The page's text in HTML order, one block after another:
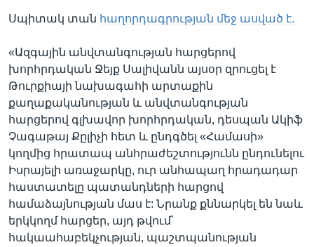
Սպիտակ տան հաղորդագրության մեջ ասված է.
«Ազգային անվտանգության հարցերով
խորհրդական Ջեյք Սալիվանն այսօր զրուցել է
Թուրքիայի նախագահի արտաքին
քաղաքականության և անվտանգության
հարցերով գլխավոր խորհրդական, դեսպան Ակիֆ
Չագաթայ Քըլիչի հետ և ընդգծել «Համասի»
կողմից հրատապ անհրաժեշտությունն ընդունելու
Իսրայելի առաջարկը, ուր անհապաղ հրադադար
հաստատելը պատանդների հարցով
համաձայնության մաս է: Նրանք քննարկել են նաև
երկկողմ հարցեր, այդ թվում՝
հակաահաբեկչության, պաշտպանության